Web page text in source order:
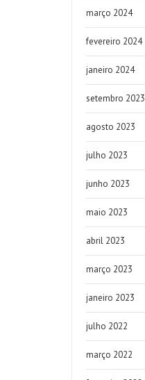
março 2024
fevereiro 2024
janeiro 2024
setembro 2023
agosto 2023
julho 2023
junho 2023
maio 2023
abril 2023
março 2023
janeiro 2023
julho 2022
março 2022